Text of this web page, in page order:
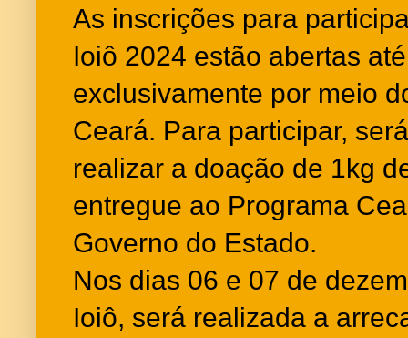
As inscrições para
Ioiô 2024 estão abertas
exclusivamente por meio
Ceará. Para participar,
realizar a doação de 1kg
entregue ao Programa
Governo do Estado.
Nos dias 06 e 07 de
Ioiô, será realizada a